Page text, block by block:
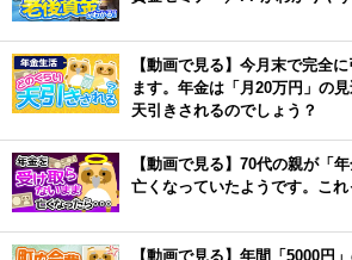
【動画で見る】今月末で完全
ます。年金は「月20万円」の
天引きされるのでしょう？
【動画で見る】70代の親が「
亡くなっていたようです。こ
【動画で見る】年間「5000円